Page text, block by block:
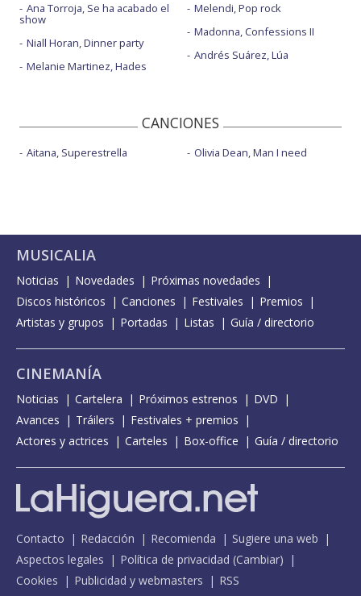
Ana Torroja, Se ha acabado el
show
Niall Horan, Dinner party
Melanie Martinez, Hades
Melendi, Pop rock
Madonna, Confessions II
Andrés Suárez, Lúa
CANCIONES
Aitana, Superestrella Olivia Dean, Man I need
MUSICALIA
Noticias Novedades
Próximas novedades
Discos históricos
Canciones Festivales
Premios
Artistas y grupos
Portadas Listas Guía / directorio
CINEMANÍA
Noticias Cartelera Próximos estrenos
DVD
Avances
Tráilers
Festivales + premios
Actores y actrices
Carteles Box-office Guía / directorio
Contacto Redacción Recomienda
Sugiere una web
Aspectos legales
Política de privacidad (Cambiar)
Cookies
Publicidad y webmasters RSS